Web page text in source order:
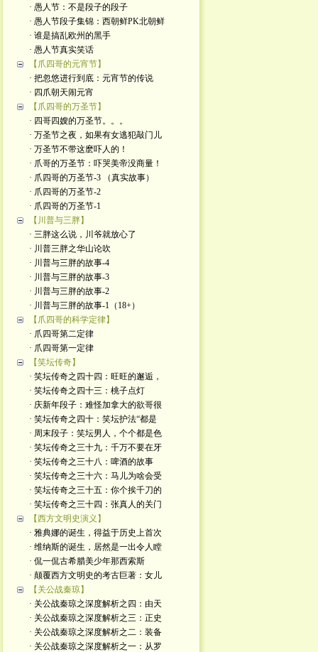
· 愚人节：不是段子的段子
· 愚人节段子集锦：西朝鲜PK北朝鲜
· 谁是搞乱欧州的黑手
· 愚人节真实笑话
【爪四哥的元宵节】
· 把忽悠进行到底：元宵节的传说
· 四爪朝天闹元宵
【爪四哥的万圣节】
· 四哥四嫂的万圣节。。。
· 万圣节之夜，如果有女逃犯敲门儿
· 万圣节不带这麽吓人的！
· 爪哥的万圣节：吓哭美帝没商量！
· 爪四哥的万圣节-3 （真实故事）
· 爪四哥的万圣节-2
· 爪四哥的万圣节-1
【川普与三胖】
· 三胖这么说，川爷就放心了
· 川普三胖之华山论吹
· 川普与三胖的故事-4
· 川普与三胖的故事-3
· 川普与三胖的故事-2
· 川普与三胖的故事-1（18+）
【爪四哥的科学定律】
· 爪四哥第二定律
· 爪四哥第一定律
【笑坛传奇】
· 笑坛传奇之四十四：旺旺的邂逅，
· 笑坛传奇之四十三：桃子点灯
· 庆新年段子：难怪加拿大的欲哥很
· 笑坛传奇之四十：笑坛护法“都是
· 周末段子：笑坛男人，个个都是色
· 笑坛传奇之三十九：千万不要在牙
· 笑坛传奇之三十八：啤酒的故事
· 笑坛传奇之三十六：马儿为啥会受
· 笑坛传奇之三十五：你个挨千刀的
· 笑坛传奇之三十四：张真人的关门
【西方文明史演义】
· 雅典娜的诞生，得益于历史上首次
· 维纳斯的诞生，居然是一出令人瞠
· 侃一侃古希腊美少年那西索斯
· 颠覆西方文明史的考古巨著：女儿
【关公战秦琼】
· 关公战秦琼之深度解析之四：由天
· 关公战秦琼之深度解析之三：正史
· 关公战秦琼之深度解析之二：装备
· 关公战秦琼之深度解析之一：从罗